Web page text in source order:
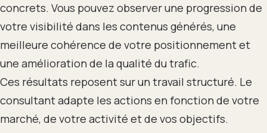
concrets. Vous pouvez observer une progression de
votre visibilité dans les contenus générés, une
meilleure cohérence de votre positionnement et
une amélioration de la qualité du trafic.
Ces résultats reposent sur un travail structuré. Le
consultant adapte les actions en fonction de votre
marché, de votre activité et de vos objectifs.